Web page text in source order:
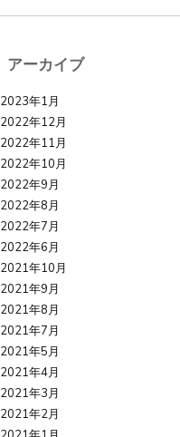
アーカイブ
2023年1月
2022年12月
2022年11月
2022年10月
2022年9月
2022年8月
2022年7月
2022年6月
2021年10月
2021年9月
2021年8月
2021年7月
2021年5月
2021年4月
2021年3月
2021年2月